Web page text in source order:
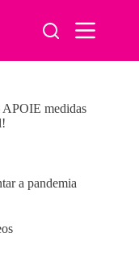
APOIE medidas
a pandemia